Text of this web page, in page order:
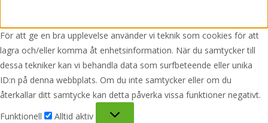
För att ge en bra upplevelse använder vi teknik som cookies för att
lagra och/eller komma åt enhetsinformation. När du samtycker till
dessa tekniker kan vi behandla data som surfbeteende eller unika
ID:n på denna webbplats. Om du inte samtycker eller om du
återkallar ditt samtycke kan detta påverka vissa funktioner negativt.
Funktionell
Alltid aktiv